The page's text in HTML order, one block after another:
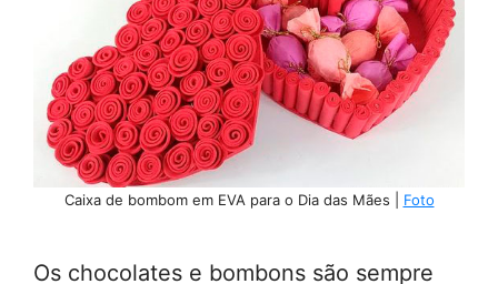
Caixa de bombom em EVA para o Dia das Mães | Foto
Os chocolates e bombons são sempre